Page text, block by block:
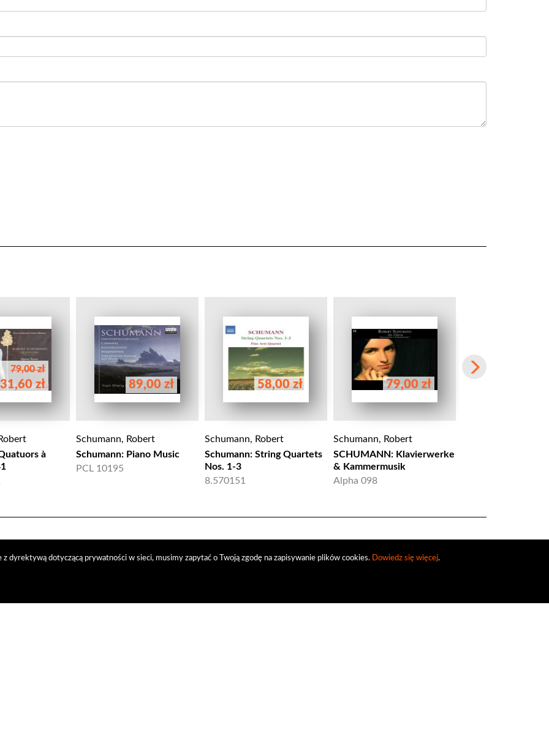
z dyrektywą dotyczącą prywatności w sieci, musimy zapytać o Twoją zgodę na zapisywanie plików cookies. Dowiedz się więcej.
79,00 zł
31,60 zł
à
89,00 zł
Schumann, Robert
Schumann: Piano Music
PCL 10195
58,00 zł
Schumann, Robert
Schumann: String Quartets
Nos. 1-3
8.570151
79,00 zł
Schumann, Robert
SCHUMANN: Klavierwerke
& Kammermusik
Alpha 098